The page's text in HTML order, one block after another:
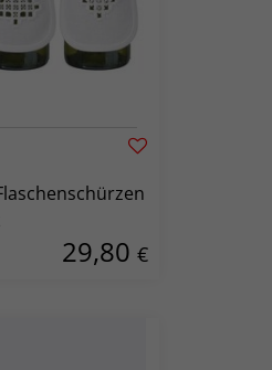
29,80 €